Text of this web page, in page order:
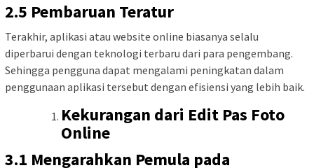
2.5 Pembaruan Teratur
Terakhir, aplikasi atau website online biasanya selalu
diperbarui dengan teknologi terbaru dari para pengembang.
Sehingga pengguna dapat mengalami peningkatan dalam
penggunaan aplikasi tersebut dengan efisiensi yang lebih baik.
Kekurangan dari Edit Pas Foto
Online
3.1 Mengarahkan Pemula pada